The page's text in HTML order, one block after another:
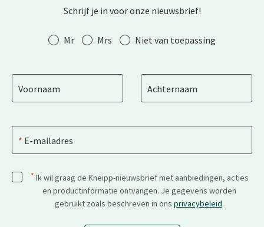
Schrijf je in voor onze nieuwsbrief!
Aanhef Mr Mrs Niet van toepassing
Voornaam Achternaam
E-mailadres
* Ik wil graag de Kneipp-nieuwsbrief met aanbiedingen, acties
en productinformatie ontvangen. Je gegevens worden
gebruikt zoals beschreven in ons privacybeleid.